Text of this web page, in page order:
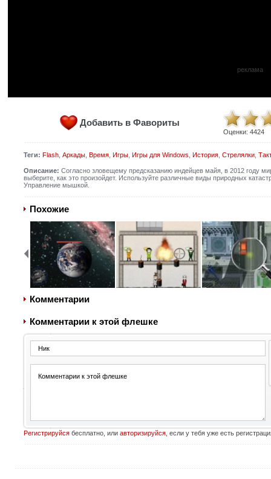
реклама
Добавить в Фавориты
Оценки: 4424
Теги: Flash, Аркады, Время, Игры, Игры для Windows История, Стрелялки,
Описание: Согласно зловещему предсказанию индейцев майя, в 2012 году
выберите, как это произойдет. Используйте различные виды природных
Управление мышкой.
Похожие
Комментарии
Комментарии к этой флешке
Регистрируйсябесплатно, или авторизируйся, если у тебя уже есть